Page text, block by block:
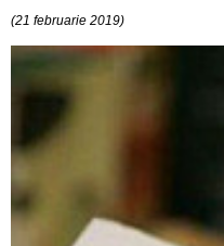
(21 februarie 2019)